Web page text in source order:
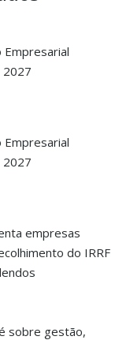
Empresarial
2027
Empresarial
2027
empresas
do IRRF
sobre gestão,